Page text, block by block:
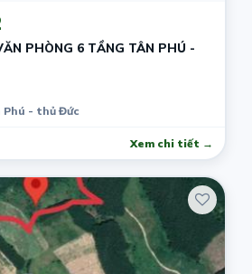
PHÒNG 6 TẦNG TÂN PHÚ -
Phú - thủ Đức
Xem chi tiết →